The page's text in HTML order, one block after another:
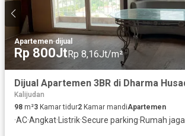
Apartemen·dijual
Rp 800JtRp 8,16Jt/m²
Kalijudan
98 m²3 Kamar tidur2 Kamar mandiApartemen
·AC·Angkat· Listrik·Secure parking·Rumah jaga